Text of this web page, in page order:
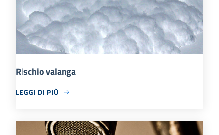
Rischio valanga
LEGGI DI PIÙ